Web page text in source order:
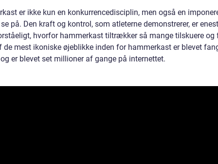
er ikke kun en konkurrencedisciplin, men også en
på. Den kraft og kontrol, som atleterne demonstrerer, er
hvorfor hammerkast tiltrækker så mange tilskuere og
de mest ikoniske øjeblikke inden for hammerkast er blevet
er blevet set millioner af gange på internettet.